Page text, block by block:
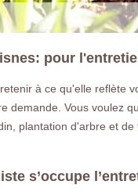
pour
à ce qu'elle reflète
demande. Vous voulez
plantation d'arbre et
s’occupe